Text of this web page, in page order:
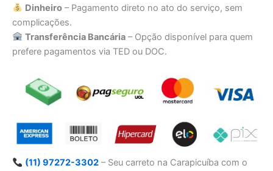
Dinheiro– Pagamento direto no ato do serviço, sem
complicações.
Transferência Bancária– Opção disponível para quem
prefere pagamentos via TED ou DOC.
(11) 97272-3302– Seu carreto na Carapicuíba com o